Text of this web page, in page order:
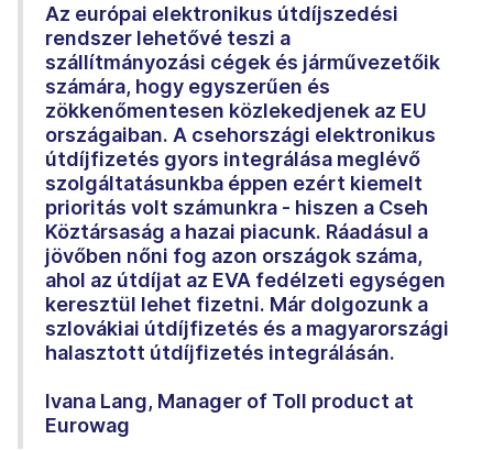
Az európai elektronikus útdíjszedési
rendszer lehetővé teszi a
szállítmányozási cégek és járművezetőik
számára, hogy egyszerűen és
zökkenőmentesen közlekedjenek az EU
országaiban. A csehországi elektronikus
útdíjfizetés gyors integrálása meglévő
szolgáltatásunkba éppen ezért kiemelt
prioritás volt számunkra - hiszen a Cseh
Köztársaság a hazai piacunk. Ráadásul a
jövőben nőni fog azon országok száma,
ahol az útdíjat az EVA fedélzeti egységen
keresztül lehet fizetni. Már dolgozunk a
szlovákiai útdíjfizetés és a magyarországi
halasztott útdíjfizetés integrálásán.
Ivana Lang, Manager of Toll product at
Eurowag